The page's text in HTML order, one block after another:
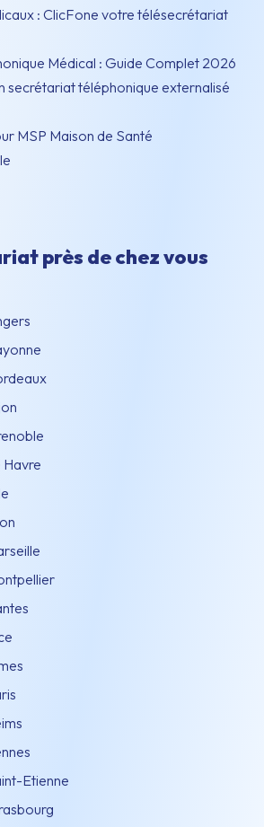
: ClicFone votre télésecrétariat
Médical : Guide Complet 2026
secrétariat téléphonique externalisé
MSP Maison de Santé
près de chez vous
Havre
Etienne